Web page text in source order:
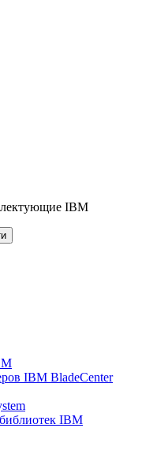
IBM
IBM BladeCenter
IBM